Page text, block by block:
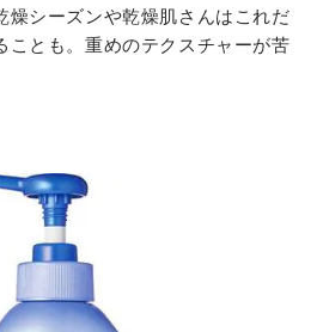
燥シーズンや乾燥肌さんはこれだ
ことも。重めのテクスチャーが苦